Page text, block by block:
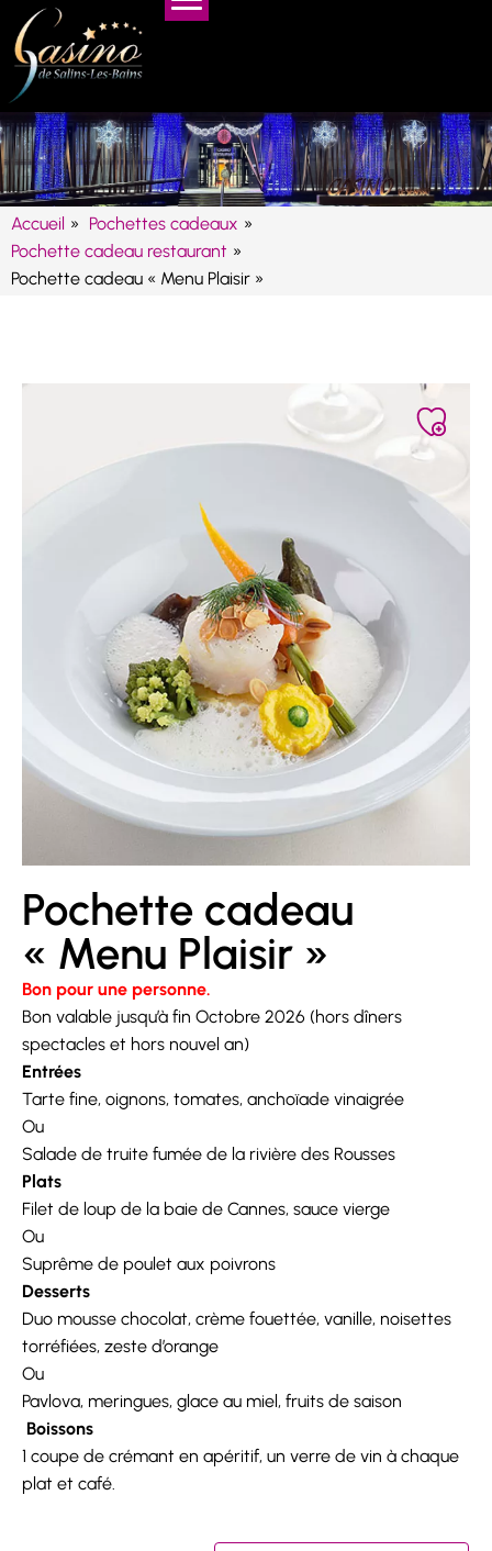
Accueil
Pochettes cadeaux
Pochette cadeau restaurant
Pochette cadeau « Menu Plaisir »
Pochette cadeau
« Menu Plaisir »
Bon pour une personne.
Bon valable jusqu’à fin Octobre 2026 (hors dîners
spectacles et hors nouvel an)
Entrées
Tarte fine, oignons, tomates, anchoïade vinaigrée
Ou
Salade de truite fumée de la rivière des Rousses
Plats
Filet de loup de la baie de Cannes, sauce vierge
Ou
Suprême de poulet aux poivrons
Desserts
Duo mousse chocolat, crème fouettée, vanille, noisettes
torréfiées, zeste d’orange
Ou
Pavlova, meringues, glace au miel, fruits de saison
Boissons
1 coupe de crémant en apéritif, un verre de vin à chaque
plat et café.
Panneau de gestion des cookies